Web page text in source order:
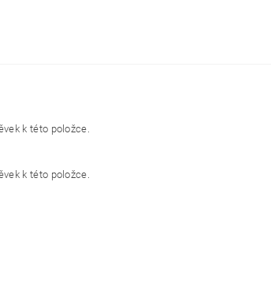
k této položce.
k této položce.